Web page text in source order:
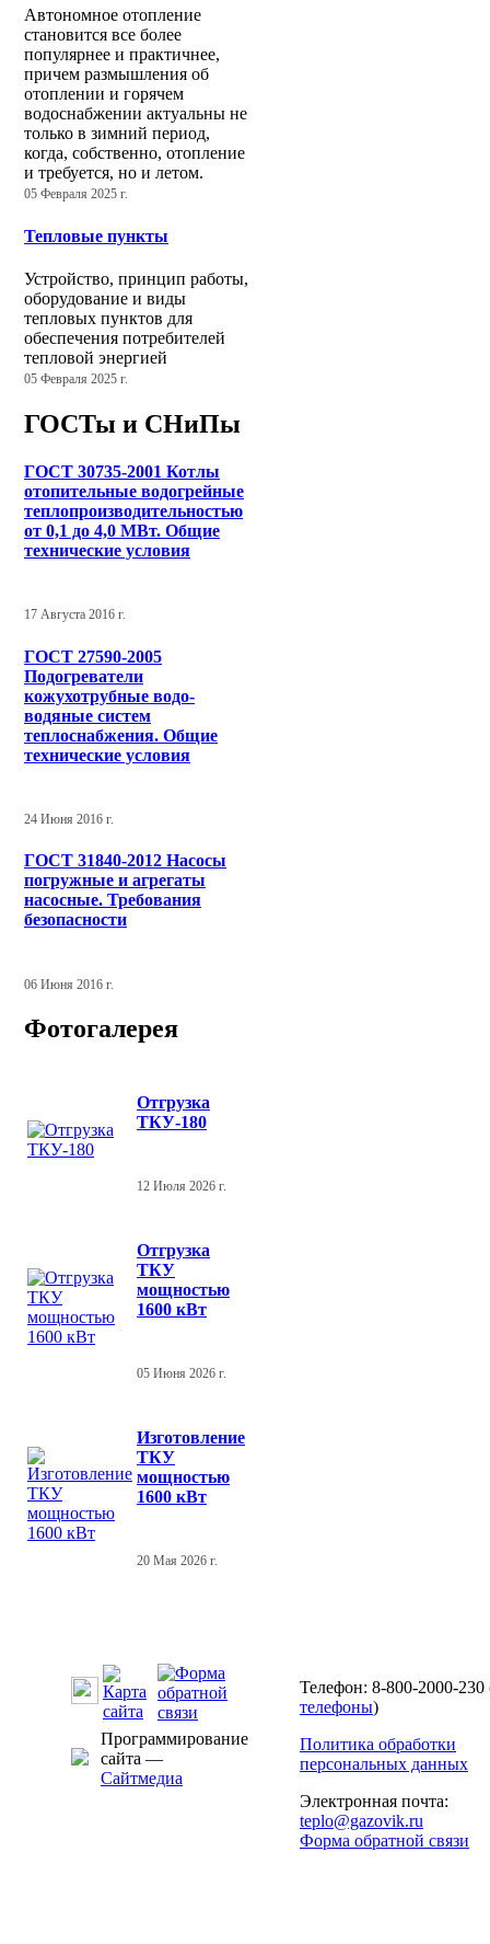
Автономное отопление
становится все более
популярнее и практичнее,
причем размышления об
отоплении и горячем
водоснабжении актуальны не
только в зимний период,
когда, собственно, отопление
и требуется, но и летом.
05 Февраля 2025 г.
Тепловые пункты
Устройство, принцип работы,
оборудование и виды
тепловых пунктов для
обеспечения потребителей
тепловой энергией
05 Февраля 2025 г.
ГОСТы и СНиПы
ГОСТ 30735-2001 Котлы
отопительные водогрейные
теплопроизводительностью
от 0,1 до 4,0 МВт. Общие
технические условия
17 Августа 2016 г.
ГОСТ 27590-2005
Подогреватели
кожухотрубные водо-
водяные систем
теплоснабжения. Общие
технические условия
24 Июня 2016 г.
ГОСТ 31840-2012 Насосы
погружные и агрегаты
насосные. Требования
безопасности
06 Июня 2016 г.
Фотогалерея
Отгрузка
ТКУ-180
12 Июля 2026 г.
Отгрузка
ТКУ
мощностью
1600 кВт
05 Июня 2026 г.
Изготовление
ТКУ
мощностью
1600 кВт
20 Мая 2026 г.
Программирование
сайта —
Сайтмедиа
Телефон: 8-800-2000-230
телефоны)
Политика обработки
персональных данных
Электронная почта:
teplo@gazovik.ru
Форма обратной связи